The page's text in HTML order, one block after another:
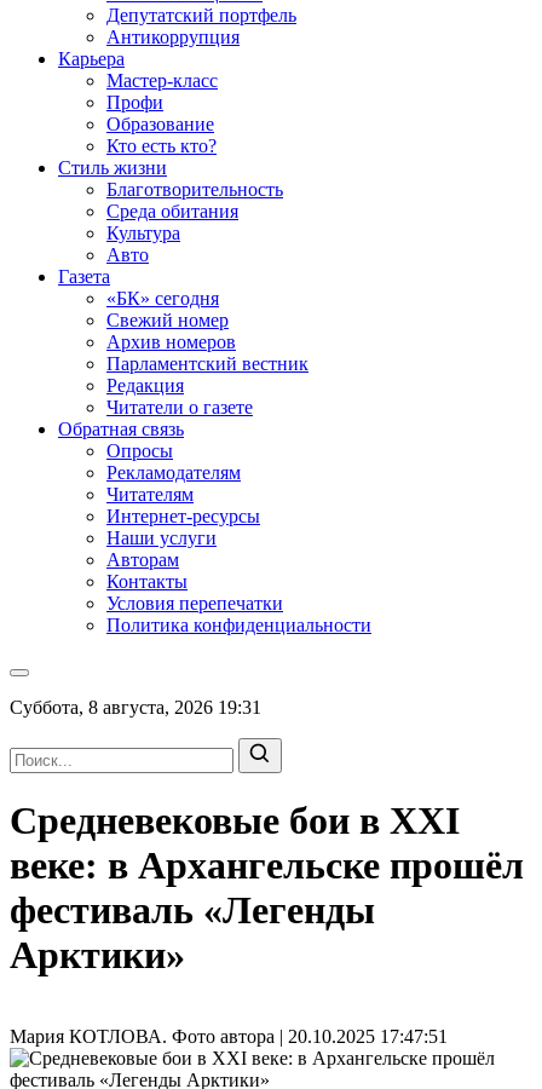
Депутатский портфель
Антикоррупция
Карьера
Мастер-класс
Профи
Образование
Кто есть кто?
Стиль жизни
Благотворительность
Среда обитания
Культура
Авто
Газета
«БК» сегодня
Свежий номер
Архив номеров
Парламентский вестник
Редакция
Читатели о газете
Обратная связь
Опросы
Рекламодателям
Читателям
Интернет-ресурсы
Наши услуги
Авторам
Контакты
Условия перепечатки
Политика конфиденциальности
Суббота, 8 августа, 2026 19:31
Средневековые бои в XXI
веке: в Архангельске прошёл
фестиваль «Легенды
Арктики»
Мария КОТЛОВА. Фото автора | 20.10.2025 17:47:51